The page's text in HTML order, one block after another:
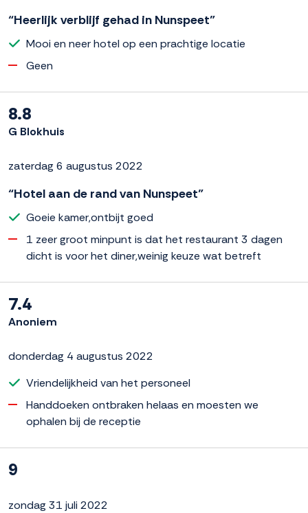
“Heerlijk verblijf gehad in Nunspeet”
Mooi en neer hotel op een prachtige locatie
Geen
8.8
G Blokhuis
zaterdag 6 augustus 2022
“Hotel aan de rand van Nunspeet”
Goeie kamer,ontbijt goed
1 zeer groot minpunt is dat het restaurant 3 dagen
dicht is voor het diner,weinig keuze wat betreft
7.4
Anoniem
donderdag 4 augustus 2022
Vriendelijkheid van het personeel
Handdoeken ontbraken helaas en moesten we
ophalen bij de receptie
9
zondag 31 juli 2022